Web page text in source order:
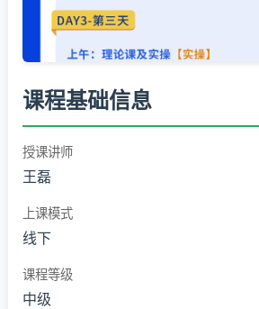
课程基础信息
授课讲师
王磊
上课模式
线下
课程等级
中级